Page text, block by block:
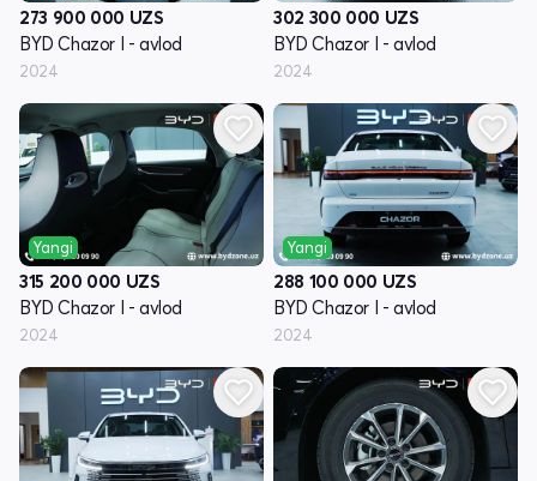
273 900 000 UZS
BYD Chazor I - avlod
2024
302 300 000 UZS
BYD Chazor I - avlod
2024
Yangi
315 200 000 UZS
BYD Chazor I - avlod
2024
Yangi
288 100 000 UZS
BYD Chazor I - avlod
2024